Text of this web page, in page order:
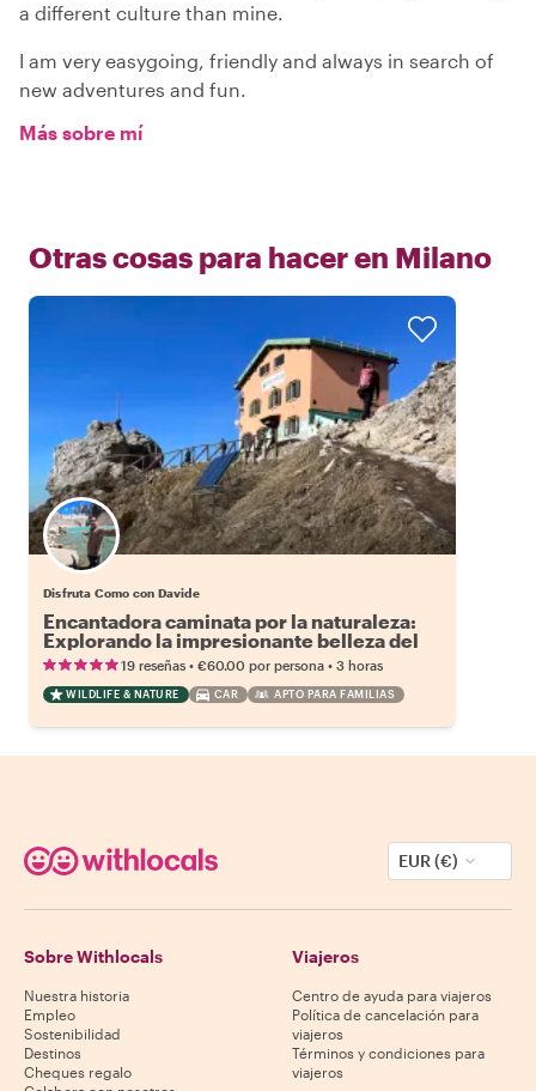
a different culture than mine.
I am very easygoing, friendly and always in search of
new adventures and fun.
Más sobre mí
Otras cosas para hacer en Milano
Disfruta Como con Davide
Encantadora caminata por la naturaleza:
Explorando la impresionante belleza del
lago de Como
19 reseñas • €60.00 por persona • 3 horas
WILDLIFE & NATURE CAR APTO PARA FAMILIAS
EUR (€)
Sobre Withlocals
Nuestra historia
Empleo
Sostenibilidad
Destinos
Cheques regalo
Viajeros
Centro de ayuda para viajeros
Política de cancelación para
viajeros
Términos y condiciones para
viajeros